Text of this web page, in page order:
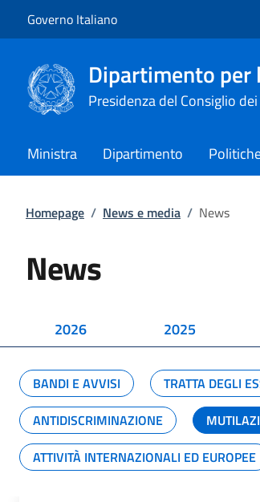
Governo Italiano
Dipartimento
Presidenza del Consiglio
Ministra Dipartimento
Homepage / News e media / News
News
2026 2025
BANDI E AVVISI TRATTA DEGLI
ANTIDISCRIMINAZIONE
ATTIVITÀ INTERNAZIONALI ED EUROPEE